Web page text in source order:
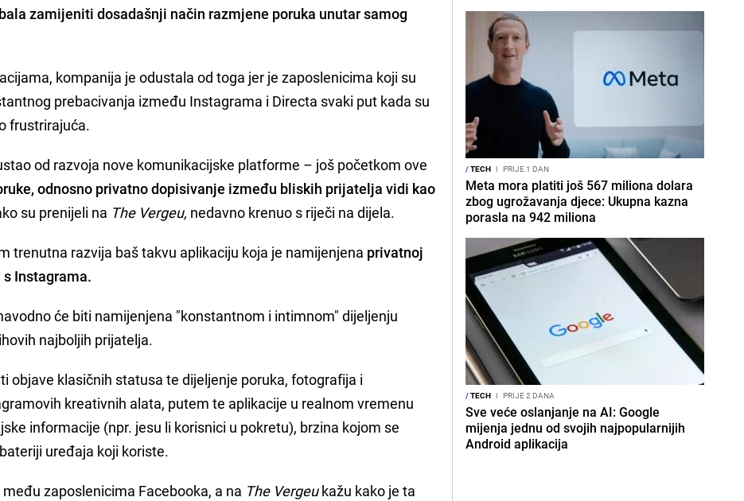
zamijeniti dosadašnji način razmjene poruka unutar samog
kompanija je odustala od toga jer je zaposlenicima koji su
prebacivanja između Instagrama i Directa svaki put kada su
frustrirajuća.
od razvoja nove komunikacijske platforme – još početkom ove
odnosno privatno dopisivanje između bliskih prijatelja vidi kao
su prenijeli na The Vergeu, nedavno krenuo s riječi na dijela.
trenutna razvija baš takvu aplikaciju koja je namijenjena privatnoj
Instagrama.
će biti namijenjena "konstantnom i intimnom" dijeljenju
najboljih prijatelja.
objave klasičnih statusa te dijeljenje poruka, fotografija i
kreativnih alata, putem te aplikacije u realnom vremenu
informacije (npr. jesu li korisnici u pokretu), brzina kojom se
uređaja koji koriste.
zaposlenicima Facebooka, a na The Vergeukažu kako je ta
/TECH I PRIJE 1 DAN
Meta mora platiti još 567 miliona dolara
zbog ugrožavanja djece: Ukupna kazna
porasla na 942 miliona
/TECH I PRIJE 2 DANA
Sve veće oslanjanje na AI: Google
mijenja jednu od svojih najpopularnijih
Android aplikacija